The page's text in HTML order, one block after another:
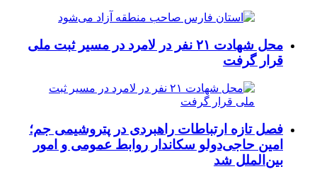
محل شهادت ۲۱ نفر در لامرد در مسیر ثبت ملی
قرار گرفت
فصل تازه ارتباطات راهبردی در پتروشیمی جم؛
امین حاجی‌دولو سکاندار روابط عمومی و امور
بین‌الملل شد